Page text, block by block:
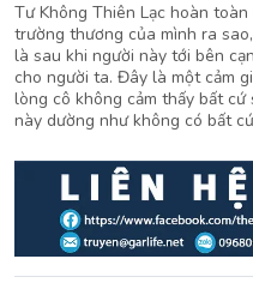
Tư Không Thiên Lạc hoàn
trường thương của mình ra
là sau khi người này tới bên
cho người ta. Đây là một cảm
lòng cô không cảm thấy bất
này dường như không có bất